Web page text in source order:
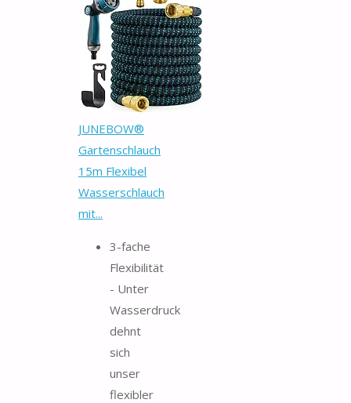
JUNEBOW®
Gartenschlauch
15m Flexibel
Wasserschlauch
mit...
3-fache
Flexibilität
- Unter
Wasserdruck
dehnt
sich
unser
flexibler